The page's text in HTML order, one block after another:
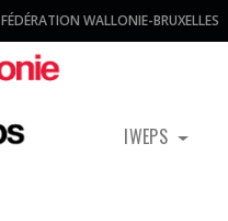
FÉDÉRATION WALLONIE-BRUXELLES
IWEPS